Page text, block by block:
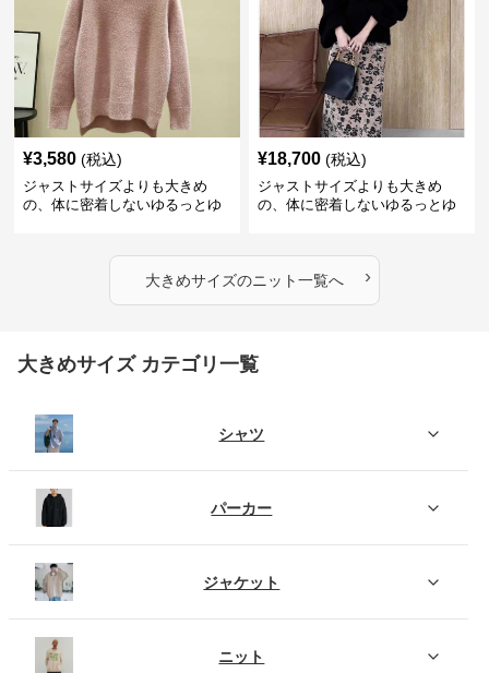
¥3,580 (税込)
ジャストサイズよりも大きめ
の、体に密着しないゆるっとゆ
¥18,700 (税込)
ジャストサイズよりも大きめ
の、体に密着しないゆるっとゆ
りニット
大きめサイズのニット一覧へ ›
大きめサイズ カテゴリ一覧
シャツ
パーカー
ジャケット
ニット